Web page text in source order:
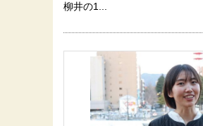
柳井の1...